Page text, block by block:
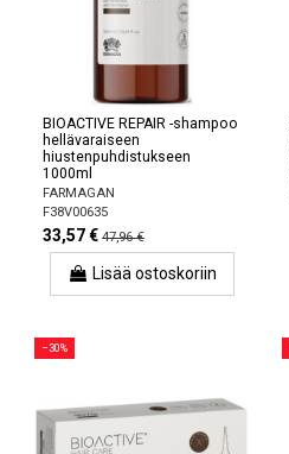
BIOACTIVE REPAIR -shampoo
hellävaraiseen
hiustenpuhdistukseen
1000ml
FARMAGAN
F38V00635
33,57 € 47,96 €
Lisää ostoskoriin
−30%